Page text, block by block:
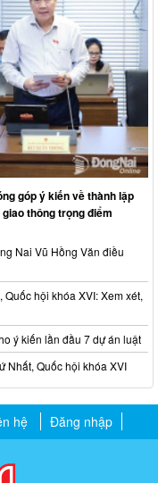
góp ý kiến về thành lập
thông trọng điểm
Nai Vũ Hồng Văn điều
hội khóa XVI: Xem xét,
ý kiến lần đầu 7 dự án luật
Nhất, Quốc hội khóa XVI
hệ Đăng nhập